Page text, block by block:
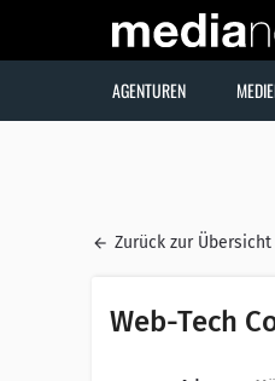
AGENTUREN
Zurück zur Übersicht
Web-Tech